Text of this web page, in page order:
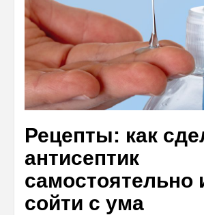
Рецепты: как
антисептик
самостоятельно
сойти с ума